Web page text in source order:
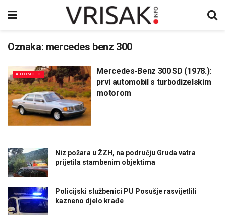
Oznaka: mercedes benz 300
AUTOMOTO
Mercedes-Benz 300 SD (1978.):
prvi automobil s turbodizelskim
motorom
Niz požara u ŽZH, na području Gruda vatra
prijetila stambenim objektima
Policijski službenici PU Posušje rasvijetlili
kazneno djelo krađe